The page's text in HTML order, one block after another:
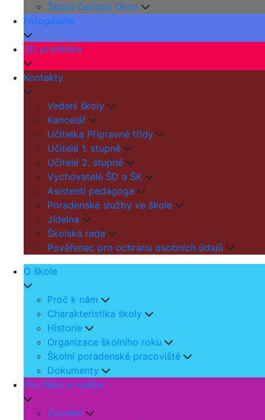
Školní časopis Okno
Fotogalerie
3D prohlídka
Kontakty
Vedení školy
Kancelář
Učitelka Přípravné třídy
Učitelé 1. stupně
Učitelé 2. stupně
Vychovatelé ŠD a ŠK
Asistenti pedagoga
Poradenské služby ve škole
Jídelna
Školská rada
Pověřenec pro ochranu osobních údajů
O škole
Proč k nám
Charakteristika školy
Historie
Organizace školního roku
Školní poradenské pracoviště
Dokumenty
Pro žáky a rodiče
Zvonění